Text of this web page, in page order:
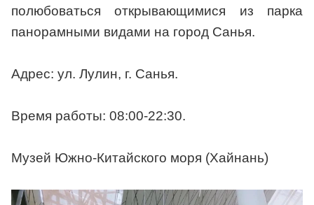
полюбоваться открывающимися из парка
панорамными видами на город Санья.
Адрес: ул. Лулин, г. Санья.
Время работы: 08:00-22:30.
Музей Южно-Китайского моря (Хайнань)